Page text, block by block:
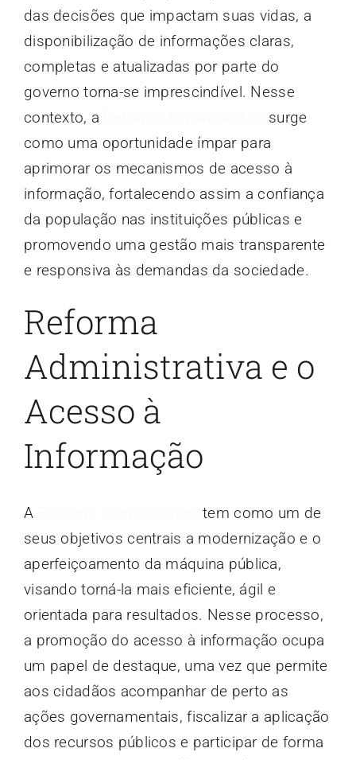
das decisões que impactam suas vidas, a
disponibilização de informações claras,
completas e atualizadas por parte do
governo torna-se imprescindível. Nesse
contexto, a
surge
como uma oportunidade ímpar para
aprimorar os mecanismos de acesso à
informação, fortalecendo assim a confiança
da população nas instituições públicas e
promovendo uma gestão mais transparente
e responsiva às demandas da sociedade.
Reforma
Administrativa e o
Acesso à
Informação
A
tem como um de
seus objetivos centrais a modernização e o
aperfeiçoamento da máquina pública,
visando torná-la mais eficiente, ágil e
orientada para resultados. Nesse processo,
a promoção do acesso à informação ocupa
um papel de destaque, uma vez que permite
aos cidadãos acompanhar de perto as
ações governamentais, fiscalizar a aplicação
dos recursos públicos e participar de forma